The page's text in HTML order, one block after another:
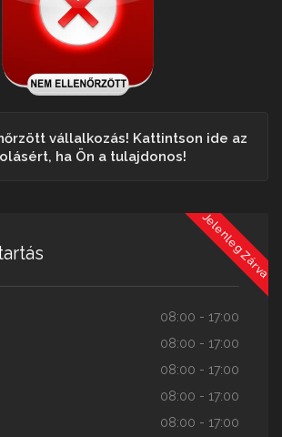
vállalkozás! Kattintson ide az
ha Ön a tulajdonos!
Jelenleg Zárva
08:00 - 17:00
08:00 - 17:00
08:00 - 17:00
08:00 - 17:00
08:00 - 17:00